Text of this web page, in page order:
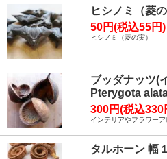
ヒシノミ（菱の
50円(税込55円)
ヒシノミ（菱の実）
ブッダナッツ(
Pterygota
300円(税込330
インテリアやフラワー
タルホーン 幅